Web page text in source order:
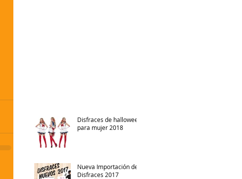
Disfraces de halloween
para mujer 2018
Nueva Importación de
Disfraces 2017